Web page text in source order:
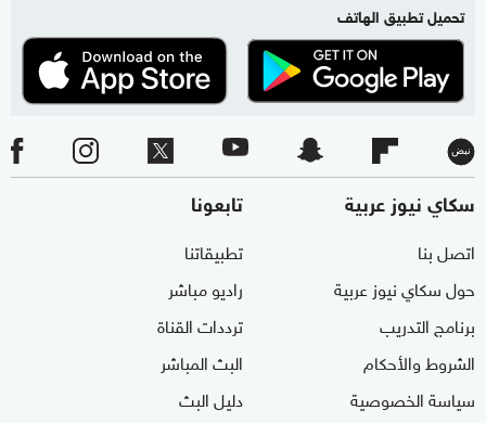
تحميل تطبيق الهاتف
سكاي نيوز عربية
اتصل بنا
حول سكاي نيوز عربية
برنامج التدريب
الشروط والأحكام
سياسة الخصوصية
تابعونا
تطبيقاتنا
راديو مباشر
ترددات القناة
البث المباشر
دليل البث